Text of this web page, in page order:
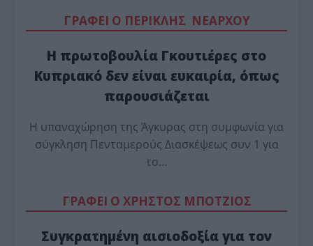
ΓΡΑΦΕΙ Ο ΠΕΡΙΚΛΗΣ ΝΕΑΡΧΟΥ
Η πρωτοβουλία Γκουτιέρες στο
Κυπριακό δεν είναι ευκαιρία, όπως
παρουσιάζεται
Η υπαναχώρηση της Άγκυρας στη συμφωνία για
σύγκληση Πενταμερούς Διασκέψεως συν 1 για
το…
ΓΡΑΦΕΙ Ο ΧΡΗΣΤΟΣ ΜΠΟΤΖΙΟΣ
Συγκρατημένη αισιοδοξία για τον